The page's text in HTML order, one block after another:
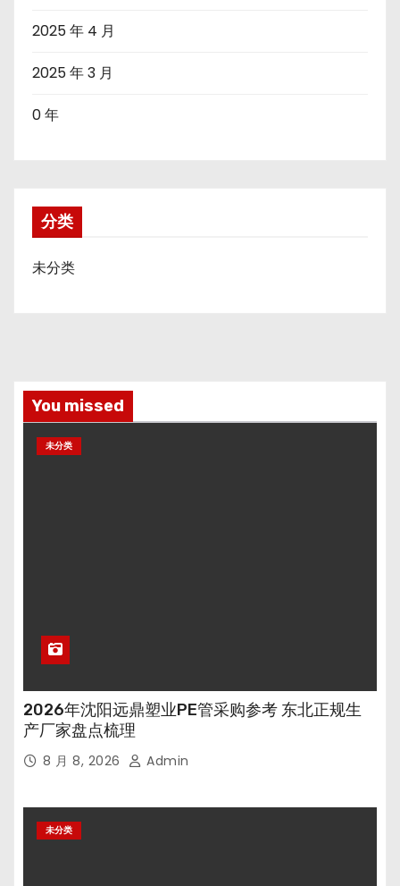
2025 年 4 月
2025 年 3 月
0 年
分类
未分类
You missed
未分类
2026年沈阳远鼎塑业PE管采购参考 东北正规生
产厂家盘点梳理
8 月 8, 2026 Admin
未分类